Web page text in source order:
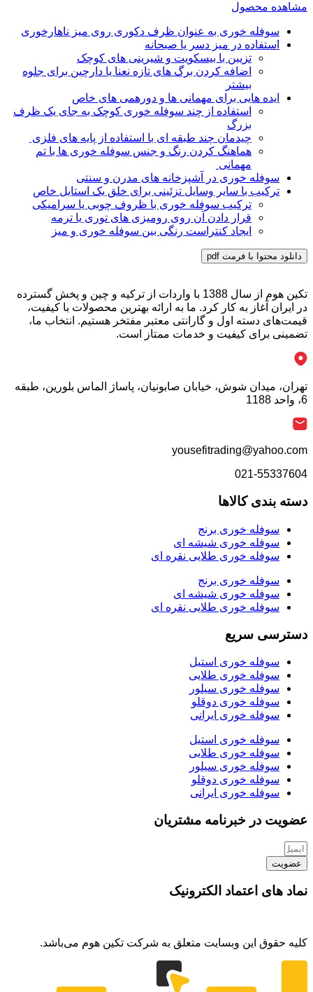
مشاهده محصول
سوفله خوری به عنوان ظرف دکوری روی میز ناهارخوری
استفاده در میز دسر یا صبحانه
تزیین با بیسکویت و شیرینی های کوچک
اضافه کردن برگ های تازه نعنا یا دارچین برای جلوه
بیشتر
ایده هایی برای مهمانی ها و دورهمی های خاص
استفاده از چند سوفله خوری کوچک به جای یک ظرف
بزرگ
چیدمان چند طبقه ای با استفاده از پایه های فلزی
هماهنگ کردن رنگ و جنس سوفله خوری ها با تم
مهمانی
سوفله خوری در آشپزخانه های مدرن و سنتی
ترکیب با سایر وسایل تزئینی برای خلق یک استایل خاص
ترکیب سوفله خوری با ظروف چوبی یا سرامیکی
قرار دادن آن روی رومیزی های توری یا ترمه
ایجاد کنتراست رنگی بین سوفله خوری و میز
دانلود محتوا با فرمت pdf
تکین هوم از سال 1388 با واردات از ترکیه و چین و پخش گسترده
در ایران آغاز به کار کرد. ما به ارائه بهترین محصولات با کیفیت،
قیمت‌های دسته اول و گارانتی معتبر مفتخر هستیم. انتخاب ما،
تضمینی برای کیفیت و خدمات ممتاز است.
تهران، میدان شوش، خیابان صابونیان، پاساژ الماس بلورین، طبقه
6، واحد 1188
yousefitrading@yahoo.com
021-55337604
دسته بندی کالاها
سوفله خوری برنج
سوفله خوری شیشه ای
سوفله خوری طلایی نقره ای
سوفله خوری برنج
سوفله خوری شیشه ای
سوفله خوری طلایی نقره ای
دسترسی سریع
سوفله خوری استیل
سوفله خوری طلایی
سوفله خوری سیلور
سوفله خوری دوقلو
سوفله خوری ایرانی
سوفله خوری استیل
سوفله خوری طلایی
سوفله خوری سیلور
سوفله خوری دوقلو
سوفله خوری ایرانی
عضویت در خبرنامه مشتریان
عضویت
نماد های اعتماد الکترونیک
کلیه حقوق این وبسایت متعلق به شرکت تکین هوم می‌باشد.